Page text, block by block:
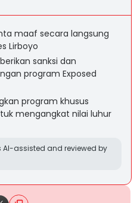
maaf secara langsung
Lirboyo
sanksi dan
program Exposed
program khusus
mengangkat nilai luhur
assisted and reviewed by